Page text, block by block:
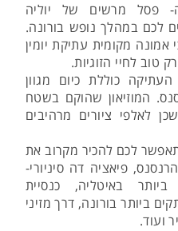
פסל מרשים של יוליה
לכם במהלך נופש בורונה.
אמונה מקומית עתיקת יומין
טוב לחיי הזוגיות.
כוללת כיום מגוון
המוזיאון שהוקם בשטח
לאלפי ציורים מרהיבים
לכם להכיר מקרוב את
פיאציה דה סיניורי-
באיטליה, כנסיית
ביותר בורונה, דרך מזיני
ועוד.